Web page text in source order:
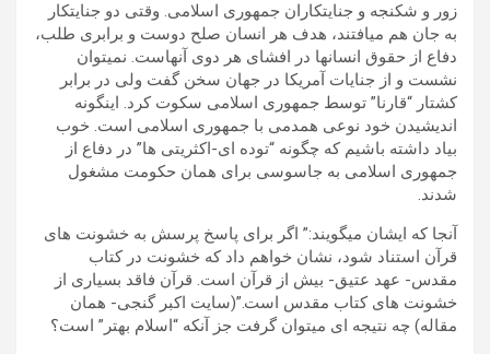
زور و شکنجه و جنایتکاران جمهوری اسلامی. وقتی دو جنایتکار
به جان هم میافتند، هدف هر انسان صلح دوست و برابری طلب،
دفاع از حقوق انسانها در افشای هر دوی آنهاست. نمیتوان
نشست و از جنایات آمریکا در جهان سخن گفت ولی در برابر
کشتار “قارنا” توسط جمهوری اسلامی سکوت کرد. اینگونه
اندیشیدن خود نوعی همدمی با جمهوری اسلامی است. خوب
بیاد داشته باشیم که چگونه “توده ای-اکثریتی ها” در دفاع از
جمهوری اسلامی به جاسوسی برای همان حکومت مشغول
شدند.
آنجا که ایشان میگویند:” اگر برای پاسخ پرسش به خشونت های
قرآن استناد شود، نشان خواهم داد که خشونت در کتاب
مقدس- عهد عتیق- بیش از قرآن است. قرآن فاقد بسیاری از
خشونت های کتاب مقدس است.”(سایت اکبر گنجی- همان
مقاله) چه نتیجه ای میتوان گرفت جز آنکه “اسلام بهتر” است؟